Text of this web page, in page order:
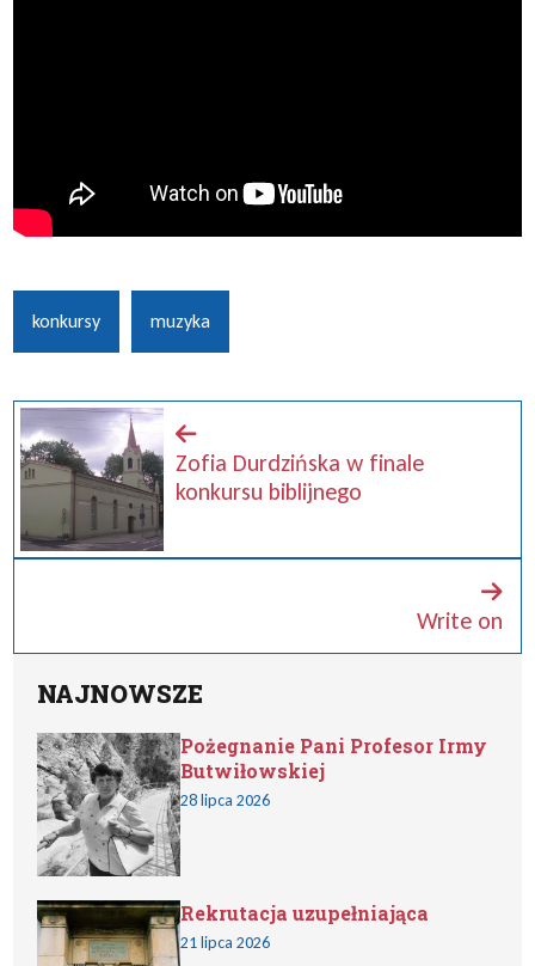
konkursy muzyka
Zofia Durdzińska w finale
konkursu biblijnego
Write on
NAJNOWSZE
Pożegnanie Pani Profesor Irmy
Butwiłowskiej
28 lipca 2026
Rekrutacja uzupełniająca
21 lipca 2026